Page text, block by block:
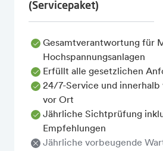
(Servicepaket)
Gesamtverantwortung für
Hochspannungsanlagen
Erfüllt alle gesetzlichen
24/7-Service und innerhalb
vor Ort
Jährliche Sichtprüfung
Empfehlungen
Jährliche vorbeugende